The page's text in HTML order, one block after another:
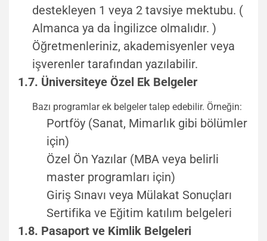
destekleyen 1 veya 2 tavsiye mektubu. (
Almanca ya da İngilizce olmalıdır. )
Öğretmenleriniz, akademisyenler veya
işverenler tarafından yazılabilir.
1.7. Üniversiteye Özel Ek Belgeler
Bazı programlar ek belgeler talep edebilir. Örneğin:
Portföy (Sanat, Mimarlık gibi bölümler
için)
Özel Ön Yazılar (MBA veya belirli
master programları için)
Giriş Sınavı veya Mülakat Sonuçları
Sertifika ve Eğitim katılım belgeleri
1.8. Pasaport ve Kimlik Belgeleri